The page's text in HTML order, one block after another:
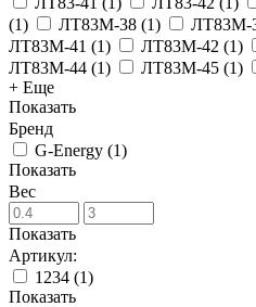
(1) ЛТ83М-38 (1) ЛТ83М-
ЛТ83М-41 (1) ЛТ83М-42 (1)
ЛТ83М-44 (1) ЛТ83М-45 (1)
+ Еще
Показать
Бренд
G-Energy (1)
Показать
Вес
Показать
Артикул:
1234 (1)
Показать